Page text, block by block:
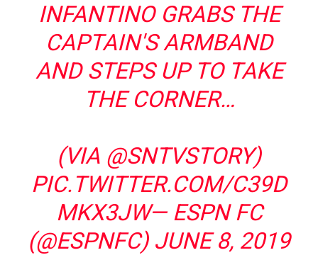
INFANTINO GRABS THE
CAPTAIN'S ARMBAND
AND STEPS UP TO TAKE
THE CORNER…
(VIA @SNTVSTORY)
PIC.TWITTER.COM/C39D
MKX3JW— ESPN FC
(@ESPNFC) JUNE 8, 2019